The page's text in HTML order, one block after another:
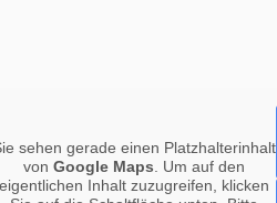
sehen gerade einen Platzhalterinhalt
von Google Maps . Um auf den
eigentlichen Inhalt zuzugreifen, klicken